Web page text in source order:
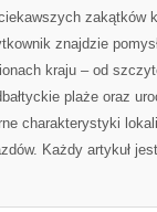
zakątków
znajdzie
kraju – od
plaże oraz
charakterystyki
Każdy artykuł